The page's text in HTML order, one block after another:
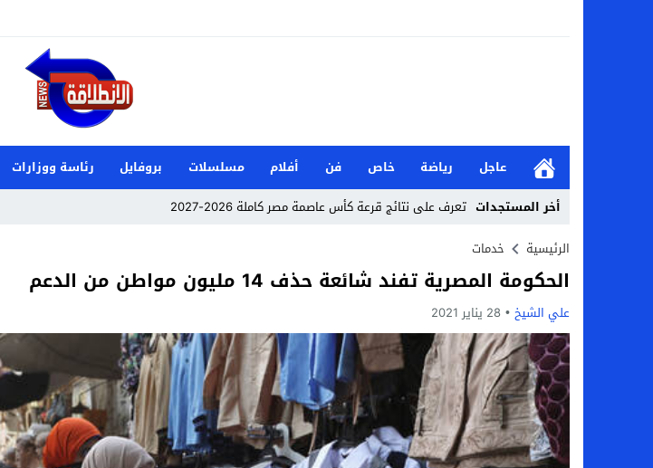
عاجل رياضة خاص فن أفلام مسلسلات بروفايل رئاسة ووزارات
أخر المستجدات تعرف على نتائج قرعة كأس عاصمة مصر كاملة 2026-2027
بحث في الإسلام بسببها.. من هي هيفا سالم علي زوجة ميكا غودتس نجم سان جيرمان القادم؟
لماذا تنجح بعض الحملات التسويقية بينما تفشل أخرى في السوق السعودي؟
بعد فسخ عقده.. حصاد وأرقام سيف الدين الجزيري مع الزمالك
السيرة الذاتية للدكتورة آيات حسن شمس الدين عميد كلية “آداب كفر الشيخ”
سامو كوستا في معسكر النصر السعودي.. هل انتهت أزمة العالمي المالية؟
إنهاء تعاقد سيف الدين الجزيري مع الزمالك رسميًا
الرئيسية خدمات
الحكومة المصرية تفند شائعة حذف 14 مليون مواطن من الدعم
علي الشيخ 28 يناير 2021